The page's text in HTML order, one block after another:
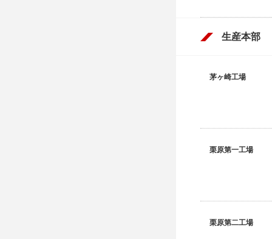
生産本部
茅ヶ崎工場
栗原第一工場
栗原第二工場